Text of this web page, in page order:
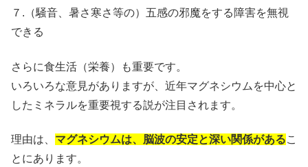
７.（騒音、暑さ寒さ等の）五感の邪魔をする障害を無視
できる
さらに食生活（栄養）も重要です。
いろいろな意見がありますが、近年マグネシウムを中心と
したミネラルを重要視する説が注目されます。
理由は、 マグネシウムは、脳波の安定と深い関係があるこ
とにあります。